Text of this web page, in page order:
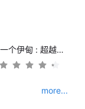
另一个伊甸 : 超越时空的猫
more...